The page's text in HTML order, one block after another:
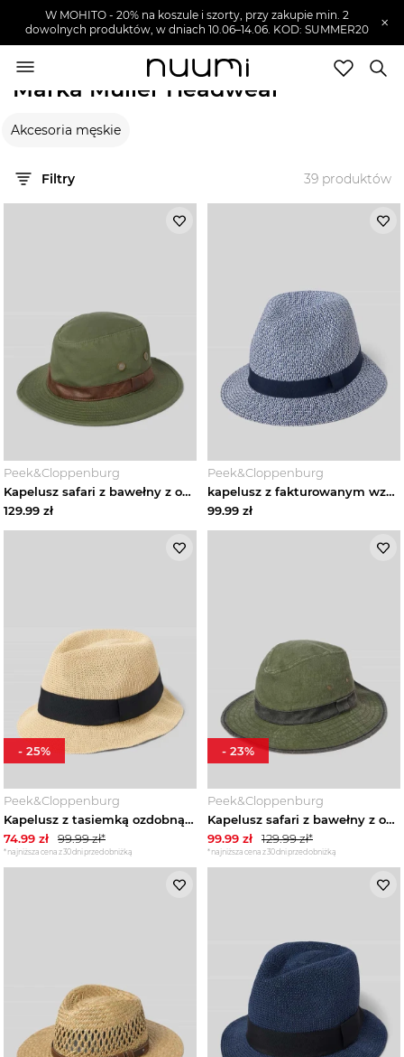
W MOHITO - 20% na koszule i szorty, przy zakupie min. 2
dowolnych produktów, w dniach 10.06–14.06. KOD: SUMMER20
×
Wyprzedaże
Marka Müller Headwear
Akcesoria męskie
Filtry 39 produktów
Peek&Cloppenburg
Kapelusz safari z bawełny z opaską na kapelusz Müller Headwear Oliwkowy
129.99 zł
Peek&Cloppenburg
kapelusz z fakturowanym wzorem model 'TRILBY' Müller Headwear Niebieski
99.99 zł
Peek&Cloppenburg
Kapelusz z tasiemką ozdobną Müller Headwear Camel
74.99 zł 99.99zł*
*najniższa cena z 30 dni przed obniżką
- 25%
Peek&Cloppenburg
Kapelusz safari z bawełny z opaską na kapelusz Müller Headwear Oliwkowy
99.99 zł 129.99zł*
*najniższa cena z 30 dni przed obniżką
- 23%